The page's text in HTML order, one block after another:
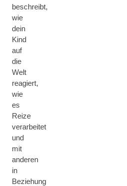
beschreibt,
wie
dein
Kind
auf
die
Welt
reagiert,
wie
es
Reize
verarbeitet
und
mit
anderen
in
Beziehung